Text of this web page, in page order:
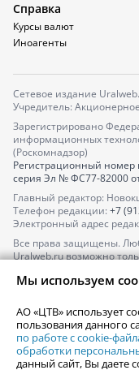
Справка
Курсы валют
Иноагенты
Сетевое издание
Учредитель:
Зарегистрировано
информационных
(Роскомнадзор)
Регистрационный номер
серия Эл № ФС77-82000
Главный редактор:
Телефон редакции: +7
Электронный адрес
Все права защищены.
Uralweb.ru возможно
По вопросам
По вопросам
afisha@uralweb.ru
Пользовательское
Мы используем
АО «ЦТВ» использует
пользования данного
по работе с cookie-
обработки
данный сайт, Вы даете